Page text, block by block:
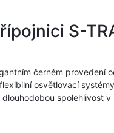
S-
černém provedení
osvětlovací
spolehlivost